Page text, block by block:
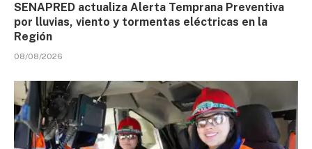
SENAPRED actualiza Alerta Temprana Preventiva
por lluvias, viento y tormentas eléctricas en la
Región
08/08/2026